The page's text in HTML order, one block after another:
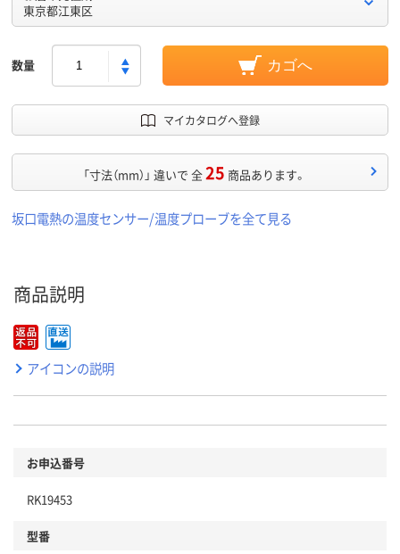
東京都江東区
数量 カゴへ
マイカタログへ登録
「寸法（mm）」 違いで 全25 商品あります。
坂口電熱の温度センサー/温度プローブを全て見る
商品説明
アイコンの説明
お申込番号
RK19453
型番